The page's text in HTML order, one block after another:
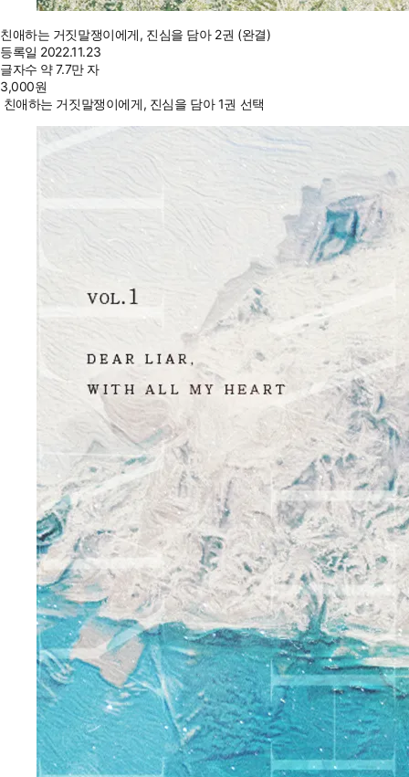
친애하는 거짓말쟁이에게, 진심을 담아 2권 (완결)
등록일 2022.11.23
글자수 약 7.7만 자
3,000원
친애하는 거짓말쟁이에게, 진심을 담아 1권 선택